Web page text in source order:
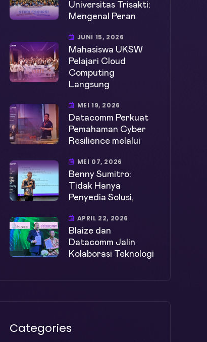
Universitas Trisakti:
Mengenal Peran
JUNI 15, 2026
Mahasiswa UKSW
Pelajari Cloud
Computing
Langsung
MEI 19, 2026
Datacomm Perkuat
Pemahaman Cyber
Resilience melalui
MEI 07, 2026
Benny Sumitro:
Tidak Hanya
Penyedia Solusi,
APRIL 22, 2026
Blaize dan
Datacomm Jalin
Kolaborasi Teknologi
Categories